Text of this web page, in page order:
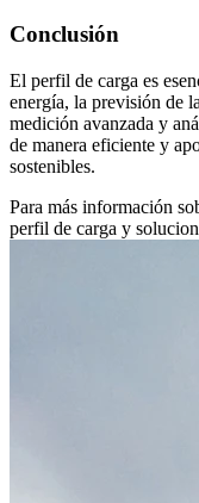
Conclusión
El perfil de carga es
energía, la previsión de
medición avanzada y
de manera eficiente y
sostenibles.
Para más información
perfil de carga y